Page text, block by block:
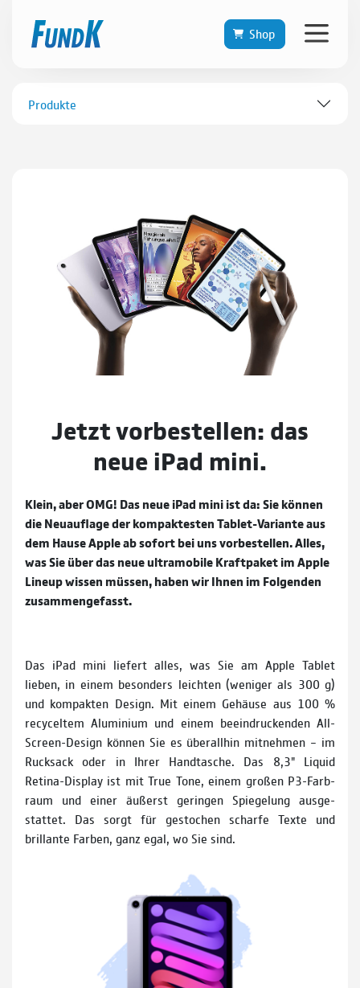
Shop
Produkte
Jetzt vorbestellen: das
neue iPad mini.
Klein, aber OMG! Das neue iPad mini ist da: Sie können
die Neuauflage der kompaktesten Tablet-Variante aus
dem Hause Apple ab sofort bei uns vorbestellen. Alles,
was Sie über das neue ultramobile Kraftpaket im Apple
Lineup wissen müssen, haben wir Ihnen im Folgenden
zusammengefasst.
Das iPad mini liefert alles, was Sie am Apple Tablet
lieben, in einem besonders leichten (weniger als 300 g)
und kompakten Design. Mit einem Gehäuse aus 100 %
recy­celtem Alu­minium und einem beein­druckenden All-
Screen-Design können Sie es überall­hin mit­nehmen – im
Ruck­sack oder in Ihrer Handtasche. Das 8,3" Liquid
Retina-Dis­play ist mit True Tone, einem großen P3-Farb­
raum und einer äußerst geringen Spiege­lung ausge­
stattet. Das sorgt für ge­stochen scharfe Texte und
brillante Farben, ganz egal, wo Sie sind.